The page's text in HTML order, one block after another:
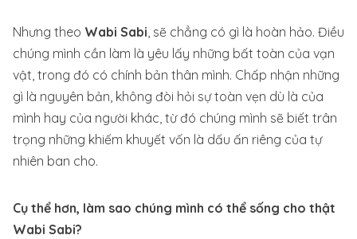
Nhưng theo Wabi Sabi, sẽ chẳng có gì là hoàn hảo. Điều
chúng mình cần làm là yêu lấy những bất toàn của vạn
vật, trong đó có chính bản thân mình. Chấp nhận những
gì là nguyên bản, không đòi hỏi sự toàn vẹn dù là của
mình hay của người khác, từ đó chúng mình sẽ biết trân
trọng những khiếm khuyết vốn là dấu ấn riêng của tự
nhiên ban cho.
Cụ thể hơn, làm sao chúng mình có thể sống cho thật
Wabi Sabi?